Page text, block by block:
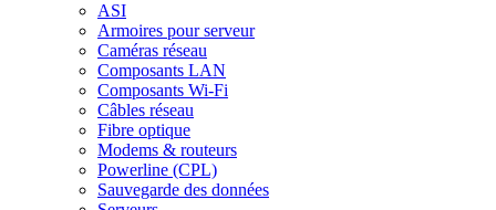
ASI
Armoires pour serveur
Caméras réseau
Composants LAN
Composants Wi-Fi
Câbles réseau
Fibre optique
Modems & routeurs
Powerline (CPL)
Sauvegarde des données